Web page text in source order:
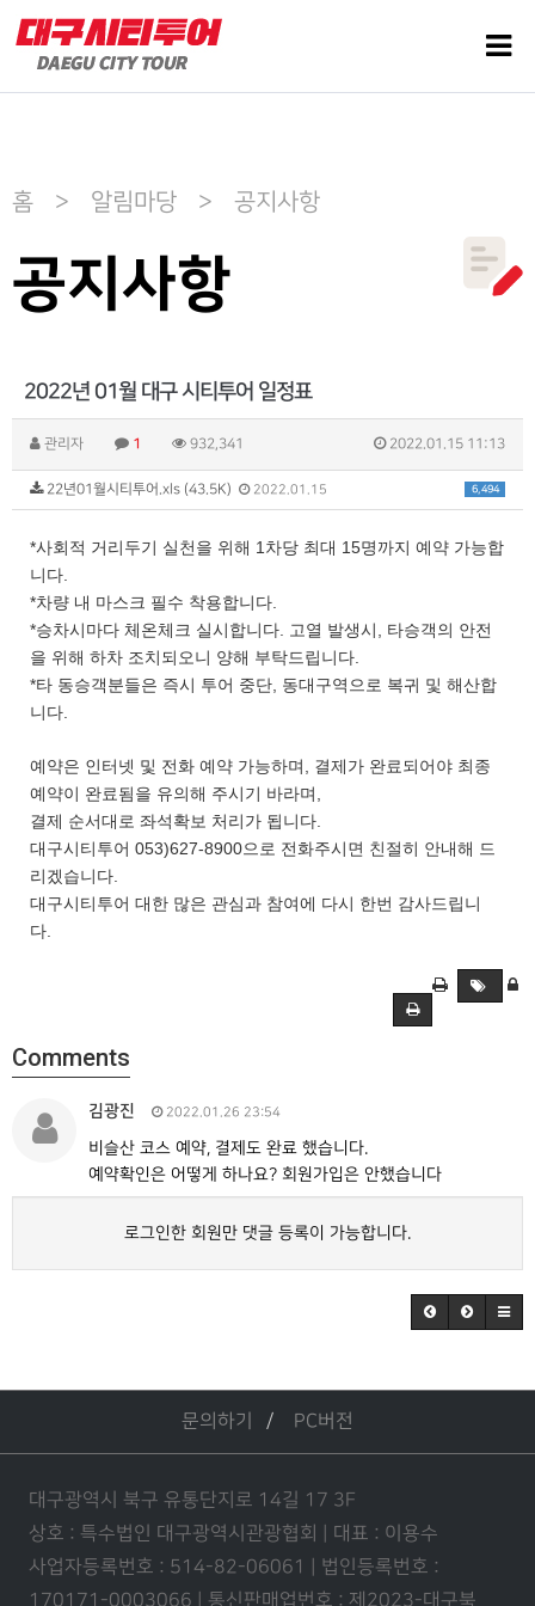
홈 > 알림마당 > 공지사항
공지사항
2022년 01월 대구 시티투어 일정표
관리자 1 932,341 2022.01.15 11:13
6,494
22년01월시티투어.xls (43.5K) 2022.01.15
*사회적 거리두기 실천을 위해 1차당 최대 15명까지 예약 가능합
니다.
*차량 내 마스크 필수 착용합니다.
*승차시마다 체온체크 실시합니다. 고열 발생시, 타승객의 안전
을 위해 하차 조치되오니 양해 부탁드립니다.
*타 동승객분들은 즉시 투어 중단, 동대구역으로 복귀 및 해산합
니다.
예약은 인터넷 및 전화 예약 가능하며, 결제가 완료되어야 최종
예약이 완료됨을 유의해 주시기 바라며,
결제 순서대로 좌석확보 처리가 됩니다.
대구시티투어 053)627-8900으로 전화주시면 친절히 안내해 드
리겠습니다.
대구시티투어 대한 많은 관심과 참여에 다시 한번 감사드립니
다.
Comments
김광진 2022.01.26 23:54
비슬산 코스 예약, 결제도 완료 했습니다.
예약확인은 어떻게 하나요? 회원가입은 안했습니다
로그인한 회원만 댓글 등록이 가능합니다.
문의하기 PC버전
대구광역시 북구 유통단지로 14길 17 3F
상호 : 특수법인 대구광역시관광협회 | 대표 : 이용수
사업자등록번호 : 514-82-06061 | 법인등록번호 :
170171-0003066 | 통신판매업번호 : 제2023-대구북